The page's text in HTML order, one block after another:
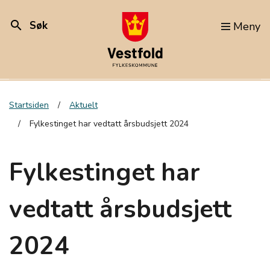
search Søk Meny
Startsiden
Aktuelt
Fylkestinget har vedtatt årsbudsjett 2024
Fylkestinget har
vedtatt årsbudsjett
2024